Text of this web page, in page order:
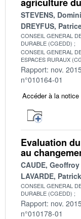
STEVENS,
DREYFUS,
CONSEIL GENERAL
DURABLE (CGEDD)
CONSEIL GENERAL
ESPACES RURAUX
Rapport: nov. 2015
n°010164-01
Accéder à la notice
Evaluation
au
CAUDE, Geoffroy
LAVARDE, Patrick
CONSEIL GENERAL
DURABLE (CGEDD)
Rapport: nov. 2015
n°010178-01